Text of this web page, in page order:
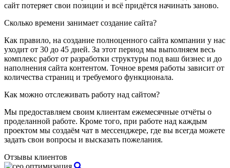
сайт потеряет свои позиции и всё придётся начинать заново.
Сколько времени занимает создание сайта?
Как правило, на создание полноценного сайта компании у нас
уходит от 30 до 45 дней. За этот период мы выполняем весь
комплекс работ от разработки структуры под ваш бизнес и до
наполнения сайта контентом. Точное время работы зависит от
количества страниц и требуемого функционала.
Как можно отслеживать работу над сайтом?
Мы предоставляем своим клиентам ежемесячные отчёты о
проделанной работе. Кроме того, при работе над каждым
проектом мы создаём чат в мессенджере, где вы всегда можете
задать свои вопросы и высказать пожелания.
Отзывы клиентов